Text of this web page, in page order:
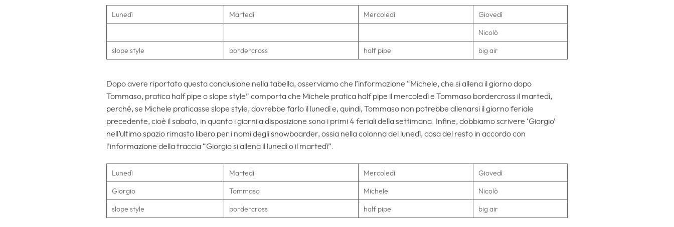
Lunedì Martedì Mercoledì Giovedì
Nicolò
slope style bordercross half pipe big air
Dopo avere riportato questa conclusione nella tabella, osserviamo che l’informazione “Michele, che si allena il giorno dopo
Tommaso, pratica half pipe o slope style” comporta che Michele pratica half pipe il mercoledì e Tommaso bordercross il martedì,
perché, se Michele praticasse slope style, dovrebbe farlo il lunedì e, quindi, Tommaso non potrebbe allenarsi il giorno feriale
precedente, cioè il sabato, in quanto i giorni a disposizione sono i primi 4 feriali della settimana. Infine, dobbiamo scrivere ‘Giorgio’
nell’ultimo spazio rimasto libero per i nomi degli snowboarder, ossia nella colonna del lunedì, cosa del resto in accordo con
l’informazione della traccia “Giorgio si allena il lunedì o il martedì”.
Lunedì Martedì Mercoledì Giovedì
Giorgio Tommaso Michele Nicolò
slope style bordercross half pipe big air